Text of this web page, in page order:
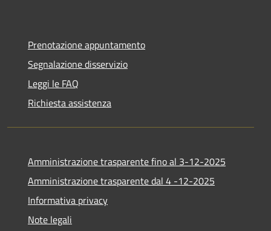
Prenotazione appuntamento
Segnalazione disservizio
Leggi le FAQ
Richiesta assistenza
Amministrazione trasparente fino al 3-12-2025
Amministrazione trasparente dal 4 -12-2025
Informativa privacy
Note legali